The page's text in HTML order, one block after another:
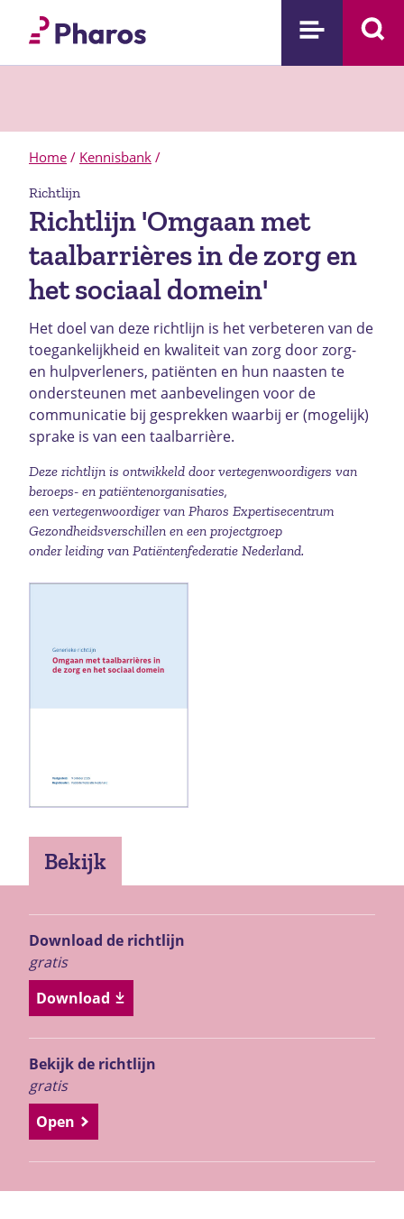
Home / Kennisbank /
Richtlijn
Richtlijn 'Omgaan met
taalbarrières in de zorg en
het sociaal domein'
Het doel van deze richtlijn is het verbeteren van de
toegankelijkheid en kwaliteit van zorg door zorg-
en hulpverleners, patiënten en hun naasten te
ondersteunen met aanbevelingen voor de
communicatie bij gesprekken waarbij er (mogelijk)
sprake is van een taalbarrière.
Deze richtlijn is ontwikkeld door vertegenwoordigers van
beroeps- en patiëntenorganisaties,
een vertegenwoordiger van Pharos Expertisecentrum
Gezondheidsverschillen en een projectgroep
onder leiding van Patiëntenfederatie Nederland.
Bekijk
Download de richtlijn
gratis
Download
Bekijk de richtlijn
gratis
Open